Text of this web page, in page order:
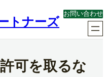
トナーズ
お問い合わせ
可を取るな